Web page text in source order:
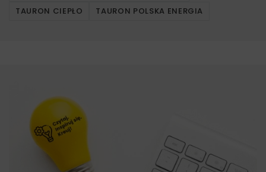
TAURON CIEPŁO
TAURON POLSKA ENERGIA